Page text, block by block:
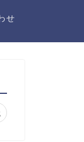
せ